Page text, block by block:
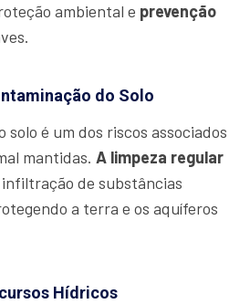
ambiental e prevenção
do Solo
solo é um dos riscos associados
mantidas. A limpeza regular
de substâncias
a terra e os aquíferos
Hídricos